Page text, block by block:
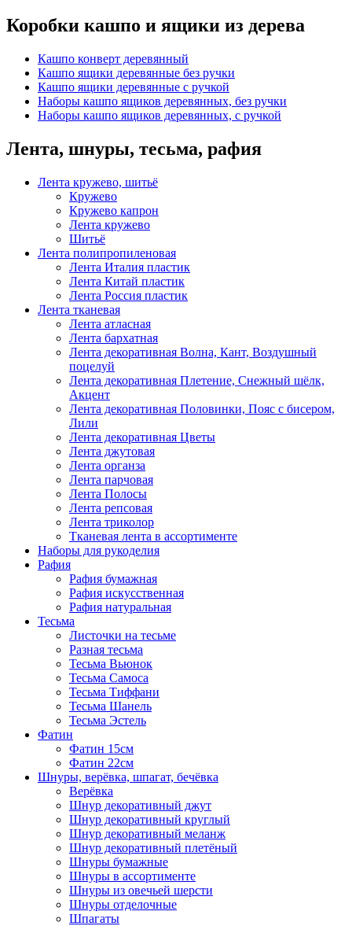
Коробки кашпо и ящики из дерева
Кашпо конверт деревянный
Кашпо ящики деревянные без ручки
Кашпо ящики деревянные с ручкой
Наборы кашпо ящиков деревянных, без ручки
Наборы кашпо ящиков деревянных, с ручкой
Лента, шнуры, тесьма, рафия
Лента кружево, шитьё
Кружево
Кружево капрон
Лента кружево
Шитьё
Лента полипропиленовая
Лента Италия пластик
Лента Китай пластик
Лента Россия пластик
Лента тканевая
Лента атласная
Лента бархатная
Лента декоративная Волна, Кант, Воздушный
поцелуй
Лента декоративная Плетение, Снежный шёлк,
Акцент
Лента декоративная Половинки, Пояс с бисером,
Лили
Лента декоративная Цветы
Лента джутовая
Лента органза
Лента парчовая
Лента Полосы
Лента репсовая
Лента триколор
Тканевая лента в ассортименте
Наборы для рукоделия
Рафия
Рафия бумажная
Рафия искусственная
Рафия натуральная
Тесьма
Листочки на тесьме
Разная тесьма
Тесьма Вьюнок
Тесьма Самоса
Тесьма Тиффани
Тесьма Шанель
Тесьма Эстель
Фатин
Фатин 15см
Фатин 22см
Шнуры, верёвка, шпагат, бечёвка
Верёвка
Шнур декоративный джут
Шнур декоративный круглый
Шнур декоративный меланж
Шнур декоративный плетёный
Шнуры бумажные
Шнуры в ассортименте
Шнуры из овечьей шерсти
Шнуры отделочные
Шпагаты